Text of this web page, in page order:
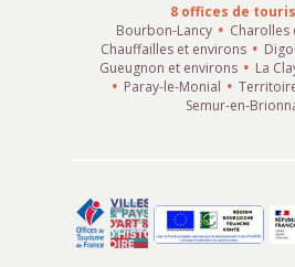
8 offices de
Bourbon-Lancy
Charolles
Chauffailles et environs
Gueugnon et environs
La
Paray-le-Monial
Semur-en-